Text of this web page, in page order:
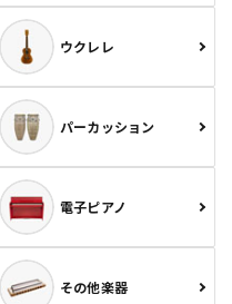
ウクレレ
パーカッション
電子ピアノ
その他楽器